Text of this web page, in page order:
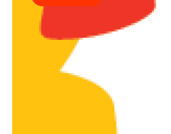
Модная нашивка на шевронной ткани.
Можно пришить или приклеить с помощью утюга.
Материал: вискоза. 5,1х4,2 см.